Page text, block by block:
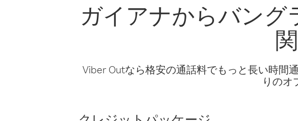
ガイアナからバング
Viber Outなら格安の通話料でもっと長い時間
りのオ